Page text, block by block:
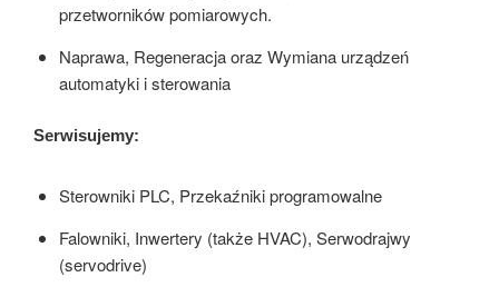
przetworników pomiarowych.
Naprawa, Regeneracja oraz Wymiana urządzeń
automatyki i sterowania
Serwisujemy:
Sterowniki PLC, Przekaźniki programowalne
Falowniki, Inwertery (także HVAC), Serwodrajwy
(servodrive)